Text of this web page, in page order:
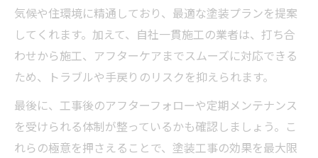
気候や住環境に精通しており、最適な塗装プランを提案
してくれます。加えて、自社一貫施工の業者は、打ち合
わせから施工、アフターケアまでスムーズに対応できる
ため、トラブルや手戻りのリスクを抑えられます。
最後に、工事後のアフターフォローや定期メンテナンス
を受けられる体制が整っているかも確認しましょう。こ
れらの極意を押さえることで、塗装工事の効果を最大限